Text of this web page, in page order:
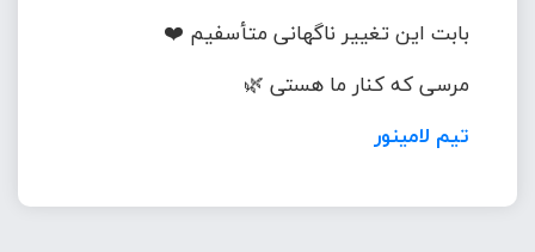
بابت این تغییر ناگهانی متأسفیم ❤️
مرسی که کنار ما هستی 🌿
تیم لامینور